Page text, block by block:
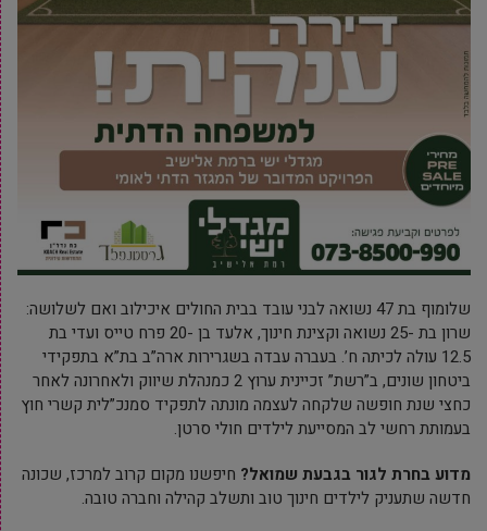
שלומוף בת 47 נשואה לבני עובד בבית החולים איכילוב ואם לשלושה:
שרון בת -25 נשואה וקצינת חינוך, אלעד בן -20 פרח טייס ועדי בת
12.5 עולה לכיתה ח’. בעברה עבדה בשגרירות ארה”ב בת”א בתפקידי
ביטחון שונים, ב”רשת” זכיינית ערוץ 2 כמנהלת שיווק ולאחרונה לאחר
כחצי שנת חופשה שלקחה לעצמה מונתה לתפקיד סמנכ”לית קשרי חוץ
בעמותת רחשי לב המסייעת לילדים חולי סרטן.
מדוע בחרת לגור בגבעת שמואל? חיפשנו מקום קרוב למרכז, שכונה
חדשה שתעניק לילדים חינוך טוב ותשלב קהילה וחברה טובה.